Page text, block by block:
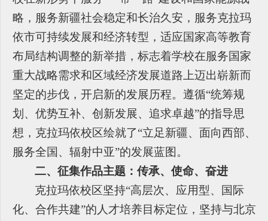
略，服务新疆社会稳定和长治久安，服务克拉玛
依市可持续发展和经济转型，适应国家高等教育
布局结构调整的新举措，标志着学校在服务国家
重大战略需求和区域经济发展道路上迈出崭新而
坚定的步伐，开启新的发展历程。遵循“统筹规
划、优势互补、创新发展、追求卓越”的指导思
想，克拉玛依校区绘就了“立足新疆、面向西部、
服务全国、辐射中亚”的发展蓝图。
二、征集作品主题：传承、使命、奋进
克拉玛依校区坚持“高层次、应用型、国际
化、合作共建”的人才培养目标定位，坚持与北京